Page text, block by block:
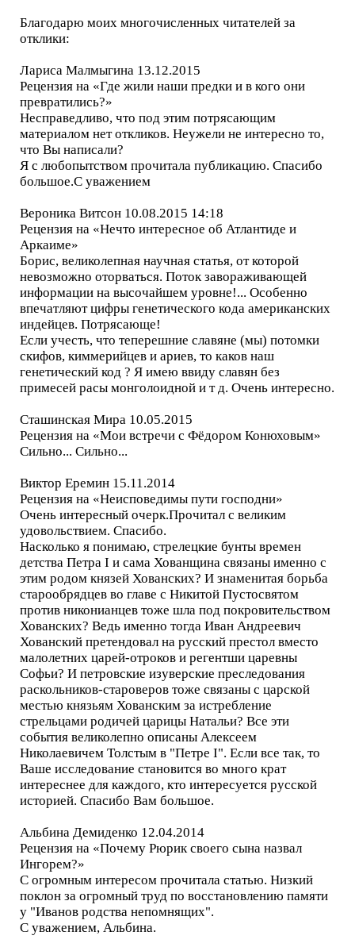
Благодарю моих многочисленных читателей за
отклики:
Лариса Малмыгина 13.12.2015
Рецензия на «Где жили наши предки и в кого они
превратились?»
Несправедливо, что под этим потрясающим
материалом нет откликов. Неужели не интересно то,
что Вы написали?
Я с любопытством прочитала публикацию. Спасибо
большое.С уважением
Вероника Витсон 10.08.2015 14:18
Рецензия на «Нечто интересное об Атлантиде и
Аркаиме»
Борис, великолепная научная статья, от которой
невозможно оторваться. Поток завораживающей
информации на высочайшем уровне!... Особенно
впечатляют цифры генетического кода американских
индейцев. Потрясающе!
Если учесть, что теперешние славяне (мы) потомки
скифов, киммерийцев и ариев, то каков наш
генетический код ? Я имею ввиду славян без
примесей расы монголоидной и т д. Очень интересно.
Сташинская Мира 10.05.2015
Рецензия на «Мои встречи с Фёдором Конюховым»
Сильно... Сильно...
Виктор Еремин 15.11.2014
Рецензия на «Неисповедимы пути господни»
Очень интересный очерк.Прочитал с великим
удовольствием. Спасибо.
Насколько я понимаю, стрелецкие бунты времен
детства Петра I и сама Хованщина связаны именно с
этим родом князей Хованских? И знаменитая борьба
старообрядцев во главе с Никитой Пустосвятом
против никонианцев тоже шла под покровительством
Хованских? Ведь именно тогда Иван Андреевич
Хованский претендовал на русский престол вместо
малолетних царей-отроков и регентши царевны
Софьи? И петровские изуверские преследования
раскольников-староверов тоже связаны с царской
местью князьям Хованским за истребление
стрельцами родичей царицы Натальи? Все эти
события великолепно описаны Алексеем
Николаевичем Толстым в "Петре I". Если все так, то
Ваше исследование становится во много крат
интереснее для каждого, кто интересуется русской
историей. Спасибо Вам большое.
Альбина Демиденко 12.04.2014
Рецензия на «Почему Рюрик своего сына назвал
Ингорем?»
С огромным интересом прочитала статью. Низкий
поклон за огромный труд по восстановлению памяти
у "Иванов родства непомнящих".
С уважением, Альбина.